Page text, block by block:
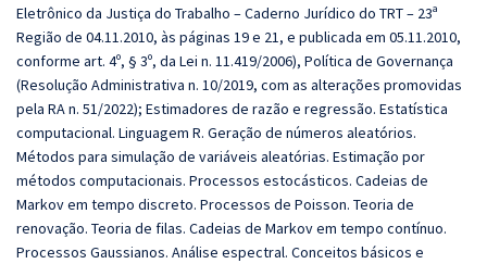
Eletrônico da Justiça do Trabalho – Caderno Jurídico do TRT – 23ª
Região de 04.11.2010, às páginas 19 e 21, e publicada em 05.11.2010,
conforme art. 4º, § 3º, da Lei n. 11.419/2006), Política de Governança
(Resolução Administrativa n. 10/2019, com as alterações promovidas
pela RA n. 51/2022); Estimadores de razão e regressão. Estatística
computacional. Linguagem R. Geração de números aleatórios.
Métodos para simulação de variáveis aleatórias. Estimação por
métodos computacionais. Processos estocásticos. Cadeias de
Markov em tempo discreto. Processos de Poisson. Teoria de
renovação. Teoria de filas. Cadeias de Markov em tempo contínuo.
Processos Gaussianos. Análise espectral. Conceitos básicos e